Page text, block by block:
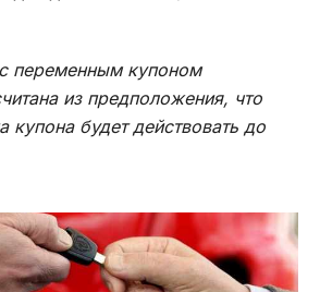
переменным купоном
из предположения, что
купона будет действовать до